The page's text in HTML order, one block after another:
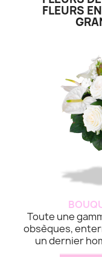
FLEURS
Toute une
obsèques,
un dernier